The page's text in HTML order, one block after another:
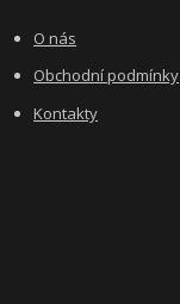
O nás
Obchodní podmínky
Kontakty